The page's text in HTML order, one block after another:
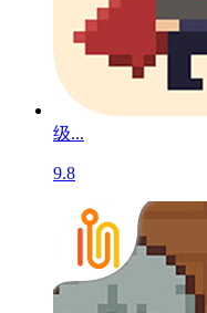
级...
9.8